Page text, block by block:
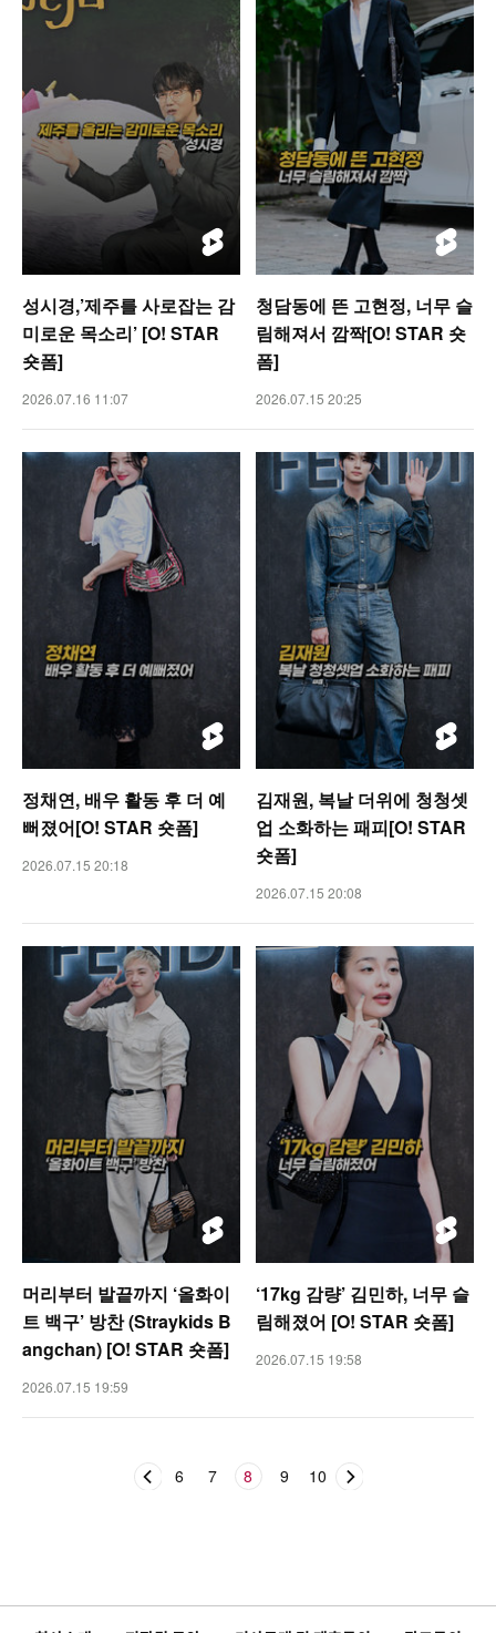
성시경,’제주를 사로잡는 감
미로운 목소리’ [O! STAR
숏폼]
2026.07.16 11:07
청담동에 뜬 고현정, 너무 슬
림해져서 깜짝[O! STAR 숏
폼]
2026.07.15 20:25
정채연, 배우 활동 후 더 예
뻐졌어[O! STAR 숏폼]
2026.07.15 20:18
김재원, 복날 더위에 청청셋
업 소화하는 패피[O! STAR
숏폼]
2026.07.15 20:08
머리부터 발끝까지 ‘올화이
트 백구’ 방찬 (Straykids B
angchan) [O! STAR 숏폼]
2026.07.15 19:59
‘17kg 감량’ 김민하, 너무 슬
림해졌어 [O! STAR 숏폼]
2026.07.15 19:58
6 7 8 9 10